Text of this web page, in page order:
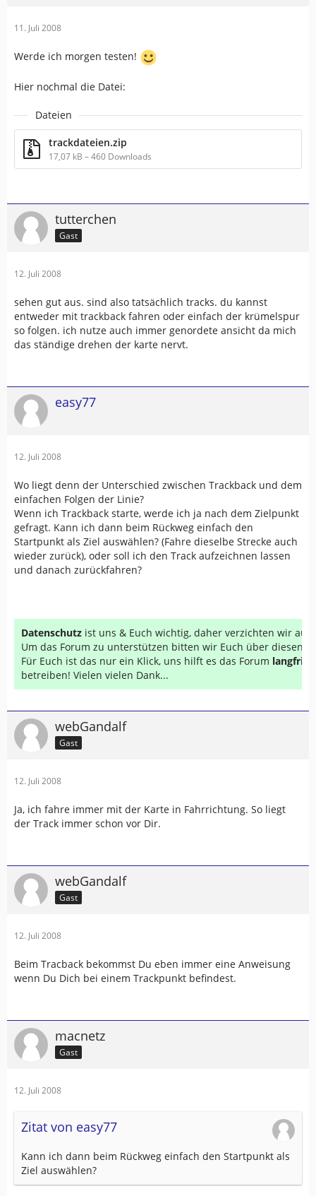
11. Juli 2008
Werde ich morgen testen!
Hier nochmal die Datei:
Dateien
trackdateien.zip
17,07 kB – 460 Downloads
tutterchen
Gast
12. Juli 2008
sehen gut aus. sind also tatsächlich tracks. du kannst
entweder mit trackback fahren oder einfach der krümelspur
so folgen. ich nutze auch immer genordete ansicht da mich
das ständige drehen der karte nervt.
easy77
12. Juli 2008
Wo liegt denn der Unterschied zwischen Trackback und dem
einfachen Folgen der Linie?
Wenn ich Trackback starte, werde ich ja nach dem Zielpunkt
gefragt. Kann ich dann beim Rückweg einfach den
Startpunkt als Ziel auswählen? (Fahre dieselbe Strecke auch
wieder zurück), oder soll ich den Track aufzeichnen lassen
und danach zurückfahren?
Datenschutz ist uns & Euch wichtig, daher verzichten wir auf
Um das Forum zu unterstützen bitten wir Euch über diesen
Für Euch ist das nur ein Klick, uns hilft es das Forum
betreiben! Vielen vielen Dank...
webGandalf
Gast
12. Juli 2008
Ja, ich fahre immer mit der Karte in Fahrrichtung. So liegt
der Track immer schon vor Dir.
webGandalf
Gast
12. Juli 2008
Beim Tracback bekommst Du eben immer eine Anweisung
wenn Du Dich bei einem Trackpunkt befindest.
macnetz
Gast
12. Juli 2008
Zitat von easy77
Kann ich dann beim Rückweg einfach den Startpunkt als
Ziel auswählen?